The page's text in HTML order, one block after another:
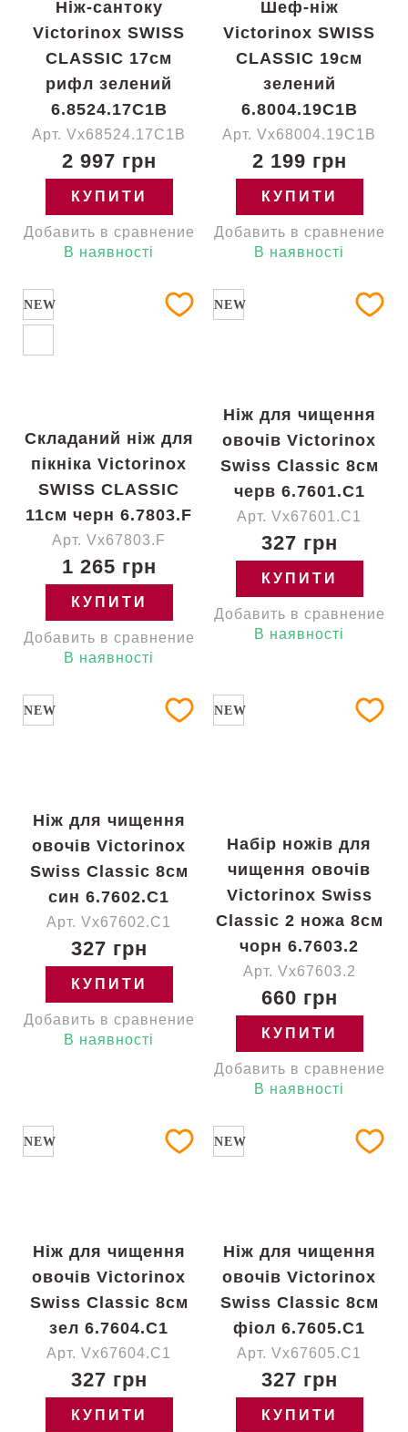
Ніж-сантоку
Victorinox SWISS
CLASSIC 17см
рифл зелений
6.8524.17C1B
Арт. Vx68524.17C1B
2 997 грн
КУПИТИ
Добавить в сравнение
В наявності
Шеф-ніж
Victorinox SWISS
CLASSIC 19см
зелений
6.8004.19C1B
Арт. Vx68004.19C1B
2 199 грн
КУПИТИ
Добавить в сравнение
В наявності
NEW
Складаний ніж для
пікніка Victorinox
SWISS CLASSIC
11см черн 6.7803.F
Арт. Vx67803.F
1 265 грн
КУПИТИ
Добавить в сравнение
В наявності
NEW
Ніж для чищення
овочів Victorinox
Swiss Classic 8см
черв 6.7601.C1
Арт. Vx67601.C1
327 грн
КУПИТИ
Добавить в сравнение
В наявності
NEW
Ніж для чищення
овочів Victorinox
Swiss Classic 8см
син 6.7602.C1
Арт. Vx67602.C1
327 грн
КУПИТИ
Добавить в сравнение
В наявності
NEW
Набір ножів для
чищення овочів
Victorinox Swiss
Classic 2 ножа 8см
чорн 6.7603.2
Арт. Vx67603.2
660 грн
КУПИТИ
Добавить в сравнение
В наявності
NEW
Ніж для чищення
овочів Victorinox
Swiss Classic 8см
зел 6.7604.C1
Арт. Vx67604.C1
327 грн
КУПИТИ
NEW
Ніж для чищення
овочів Victorinox
Swiss Classic 8см
фіол 6.7605.C1
Арт. Vx67605.C1
327 грн
КУПИТИ